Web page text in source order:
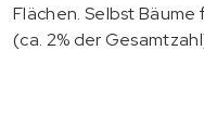
Flächen. Selbst
(ca. 2% der